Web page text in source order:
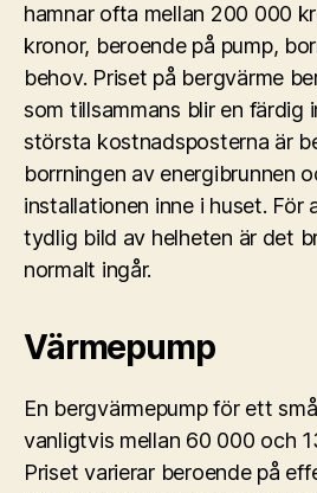
hamnar ofta mellan 200 000
kronor, beroende på pump,
behov. Priset på bergvärme
som tillsammans blir en färdig
största kostnadsposterna är
borrningen av energibrunnen
installationen inne i huset. För
tydlig bild av helheten är det
normalt ingår.
Värmepump
En bergvärmepump för ett
vanligtvis mellan 60 000 och
Priset varierar beroende på